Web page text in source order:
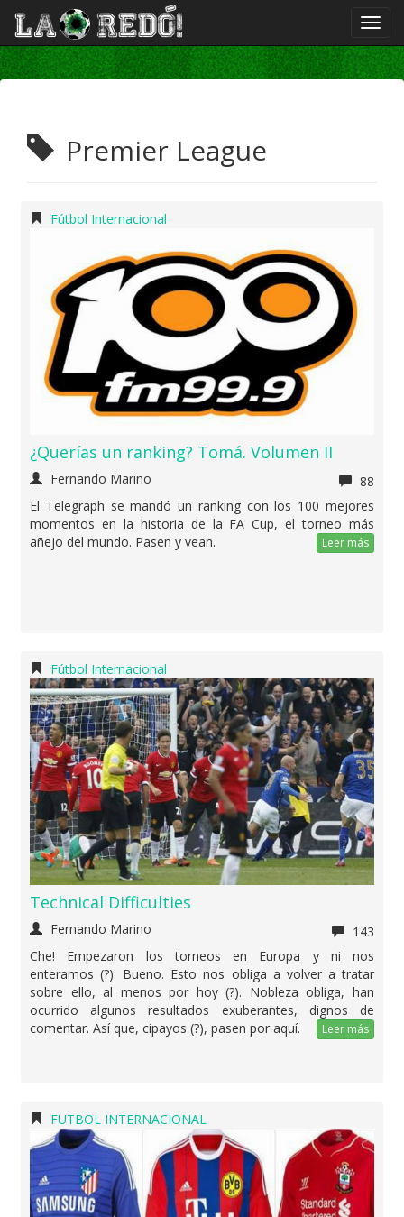
Premier League
Fútbol Internacional
¿Querías un ranking? Tomá. Volumen II
Fernando Marino
88
El Telegraph se mandó un ranking con los 100 mejores
momentos en la historia de la FA Cup, el torneo más
añejo del mundo. Pasen y vean.
Leer más
Fútbol Internacional
Technical Difficulties
Fernando Marino
143
Che! Empezaron los torneos en Europa y ni nos
enteramos (?). Bueno. Esto nos obliga a volver a tratar
sobre ello, al menos por hoy (?). Nobleza obliga, han
ocurrido algunos resultados exuberantes, dignos de
comentar. Así que, cipayos (?), pasen por aquí.
Leer más
FUTBOL INTERNACIONAL